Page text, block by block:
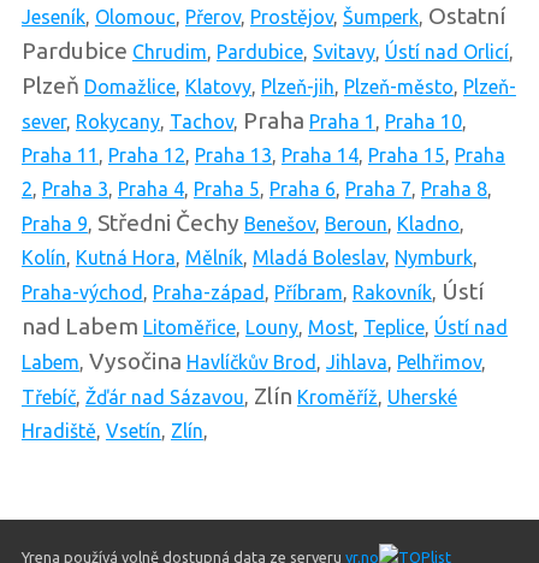
Jeseník, Olomouc, Přerov, Prostějov, Šumperk, Ostatní
Pardubice Chrudim, Pardubice, Svitavy, Ústí nad Orlicí,
Plzeň Domažlice, Klatovy, Plzeň-jih, Plzeň-město, Plzeň-
sever, Rokycany, Tachov, Praha Praha 1 , Praha 10,
Praha 11 , Praha 12, Praha 13, Praha 14, Praha 15, Praha
2, Praha 3, Praha 4, Praha 5, Praha 6, Praha 7, Praha 8,
Praha 9, Středni Čechy Benešov, Beroun, Kladno,
Kolín, Kutná Hora, Mělník, Mladá Boleslav, Nymburk,
Praha-východ , Praha-západ , Příbram, Rakovník, Ústí
nad Labem Litoměřice, Louny, Most, Teplice, Ústí nad
Labem, Vysočina Havlíčkův Brod , Jihlava, Pelhřimov,
Třebíč, Žďár nad Sázavou, Zlín Kroměříž, Uherské
Hradiště, Vsetín, Zlín,
Yrena používá volně dostupná data ze serveru yr.no